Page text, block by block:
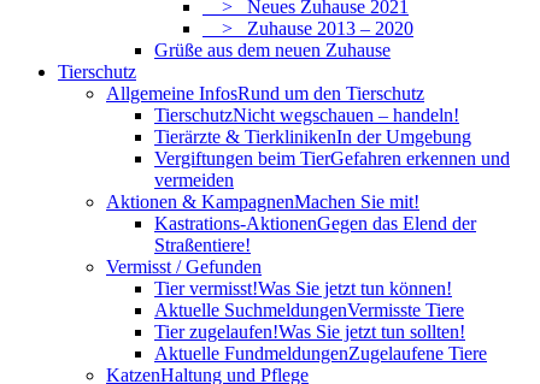
> Neues Zuhause 2021
> Zuhause 2013 – 2020
Grüße aus dem neuen Zuhause
Tierschutz
Allgemeine InfosRund um den Tierschutz
TierschutzNicht wegschauen – handeln!
Tierärzte & TierklinikenIn der Umgebung
Vergiftungen beim TierGefahren erkennen und
vermeiden
Aktionen & KampagnenMachen Sie mit!
Kastrations-AktionenGegen das Elend der
Straßentiere!
Vermisst / Gefunden
Tier vermisst!Was Sie jetzt tun können!
Aktuelle SuchmeldungenVermisste Tiere
Tier zugelaufen!Was Sie jetzt tun sollten!
Aktuelle FundmeldungenZugelaufene Tiere
KatzenHaltung und Pflege